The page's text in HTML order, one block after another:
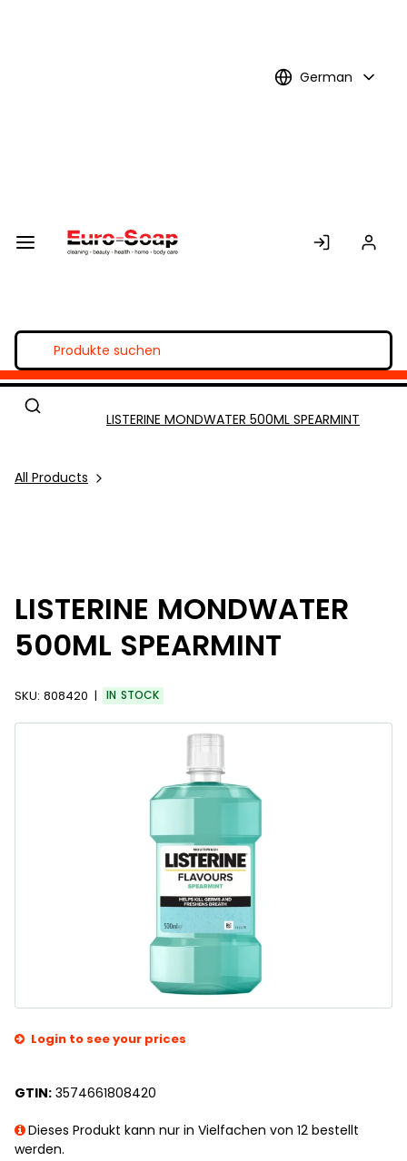
German
All Products
LISTERINE MONDWATER 500ML SPEARMINT
LISTERINE MONDWATER
500ML SPEARMINT
SKU: 808420 IN STOCK
Login to see your prices
GTIN: 3574661808420
Dieses Produkt kann nur in Vielfachen von 12 bestellt
werden.